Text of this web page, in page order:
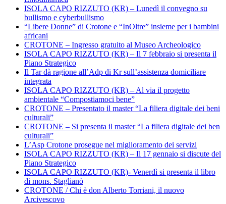
ISOLA CAPO RIZZUTO (KR) – Lunedì il convegno su
bullismo e cyberbullismo
“Libere Donne” di Crotone e “InOltre” insieme per i bambini
africani
CROTONE – Ingresso gratuito al Museo Archeologico
ISOLA CAPO RIZZUTO (KR) – Il 7 febbraio si presenta il
Piano Strategico
Il Tar dà ragione all’Adp di Kr sull’assistenza domiciliare
integrata
ISOLA CAPO RIZZUTO (KR) – Al via il progetto
ambientale “Compostiamoci bene”
CROTONE – Presentato il master “La filiera digitale dei beni
culturali”
CROTONE – Si presenta il master “La filiera digitale dei ben
culturali”
L’Asp Crotone prosegue nel miglioramento dei servizi
ISOLA CAPO RIZZUTO (KR) – Il 17 gennaio si discute del
Piano Strategico
ISOLA CAPO RIZZUTO (KR)- Venerdì si presenta il libro
di mons. Staglianò
CROTONE / Chi è don Alberto Torriani, il nuovo
Arcivescovo